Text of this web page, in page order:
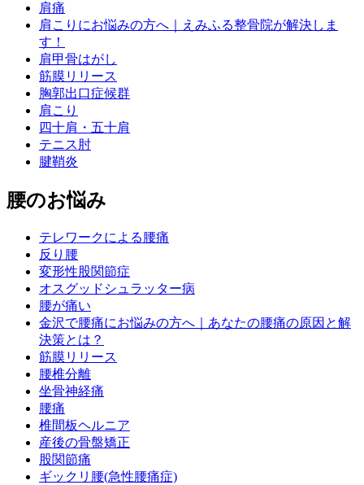
肩痛
肩こりにお悩みの方へ｜えみふる整骨院が解決しま
す！
肩甲骨はがし
筋膜リリース
胸郭出口症候群
肩こり
四十肩・五十肩
テニス肘
腱鞘炎
腰のお悩み
テレワークによる腰痛
反り腰
変形性股関節症
オスグッドシュラッター病
腰が痛い
金沢で腰痛にお悩みの方へ｜あなたの腰痛の原因と解
決策とは？
筋膜リリース
腰椎分離
坐骨神経痛
腰痛
椎間板ヘルニア
産後の骨盤矯正
股関節痛
ギックリ腰(急性腰痛症)